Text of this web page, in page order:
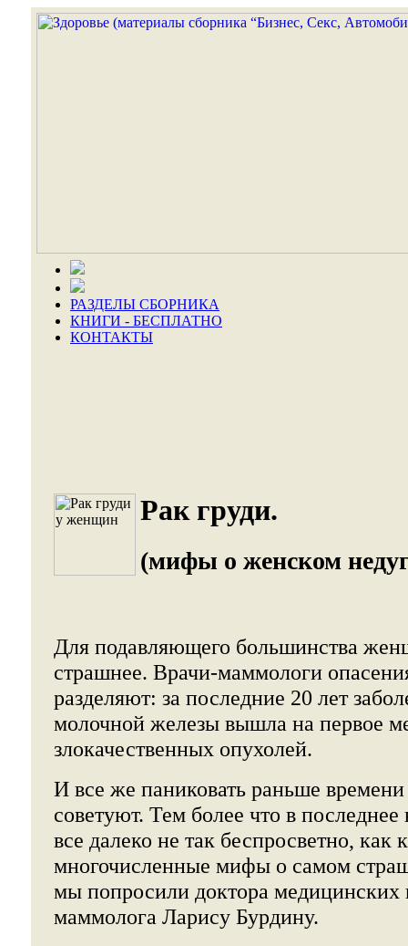
РАЗДЕЛЫ СБОРНИКА
КНИГИ - БЕСПЛАТНО
КОНТАКТЫ
Рак груди.
(мифы о женском
Для подавляющего большинства
страшнее. Врачи-маммологи
разделяют: за последние 20 лет
молочной железы вышла на первое
злокачественных опухолей.
И все же паниковать раньше
советуют. Тем более что в последнее
все далеко не так беспросветно, как
многочисленные мифы о самом
мы попросили доктора медицинских
маммолога Ларису Бурдину.